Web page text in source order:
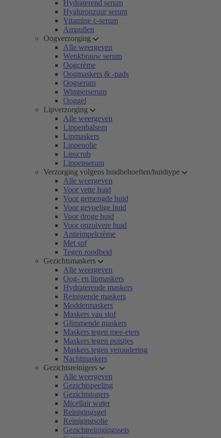
Hydraterend serum
Hyaluronzuur serum
Vitamine c-serum
Ampullen
Oogverzorging
Alle weergeven
Wenkbrauw serum
Oogcrème
Oogmaskers & -pads
Oogserum
Wimperserum
Ooggel
Lipverzorging
Alle weergeven
Lippenbalsem
Lipmaskers
Lippenolie
Lipscrub
Lippenserum
Verzorging volgens huidbehoeften/huidtype
Alle weergeven
Voor vette huid
Voor gemengde huid
Voor gevoelige huid
Voor droge huid
Voor onzuivere huid
Antirimpelcrème
Met spf
Tegen roodheid
Gezichtsmaskers
Alle weergeven
Oog- en lipmaskers
Hydraterende maskers
Reinigende maskers
Moddermaskers
Maskers van stof
Glimmende maskers
Maskers tegen mee-eters
Maskers tegen puistjes
Maskers tegen veroudering
Nachtmaskers
Gezichtsreinigers
Alle weergeven
Gezichtspeeling
Gezichtstoners
Micellair water
Reinigingsgel
Reinigingsolie
Gezichtreinigingssets